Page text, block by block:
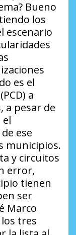
Bueno
los
escenario
es el
a
a pesar de
ese
municipios.
y circuitos
error,
tienen
ser
Marco
tres